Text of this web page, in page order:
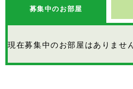
募集中のお部屋
現在募集中のお部屋はありませ